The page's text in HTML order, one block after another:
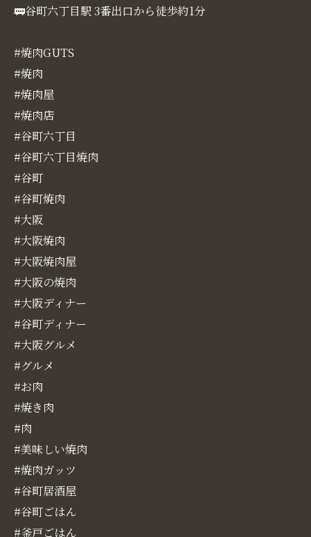
🚃谷町六丁目駅 3番出口から徒歩約1分
#焼肉GUTS
#焼肉
#焼肉屋
#焼肉店
#谷町六丁目
#谷町六丁目焼肉
#谷町
#谷町焼肉
#大阪
#大阪焼肉
#大阪焼肉屋
#大阪の焼肉
#大阪ディナー
#谷町ディナー
#大阪グルメ
#グルメ
#お肉
#焼き肉
#肉
#美味しい焼肉
#焼肉ガッツ
#谷町居酒屋
#谷町ごはん
#釜戸ごはん